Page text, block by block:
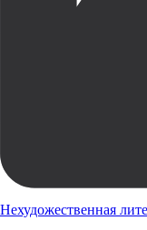
Нехудожественная